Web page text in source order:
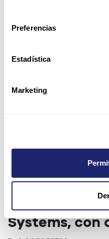
Preferencias
Estadística
Marketing
Dell EMC
12Gbp/s SSD
Systems, con